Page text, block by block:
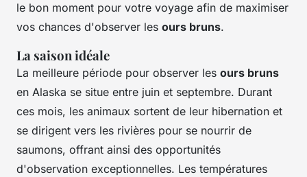
le bon moment pour votre voyage afin de maximiser
vos chances d'observer les ours bruns.
La saison idéale
La meilleure période pour observer les ours bruns
en Alaska se situe entre juin et septembre. Durant
ces mois, les animaux sortent de leur hibernation et
se dirigent vers les rivières pour se nourrir de
saumons, offrant ainsi des opportunités
d'observation exceptionnelles. Les températures